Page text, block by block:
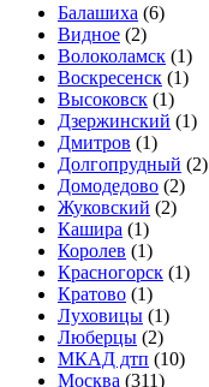
Балашиха (6)
Видное (2)
Волоколамск (1)
Воскресенск (1)
Высоковск (1)
Дзержинский (1)
Дмитров (1)
Долгопрудный (2)
Домодедово (2)
Жуковский (2)
Кашира (1)
Королев (1)
Красногорск (1)
Кратово (1)
Луховицы (1)
Люберцы (2)
МКАД дтп (10)
Москва (311)